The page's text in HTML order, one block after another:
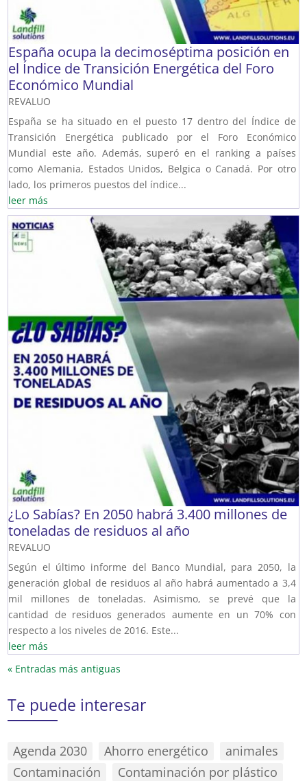
España ocupa la decimoséptima posición en
el Índice de Transición Energética del Foro
Económico Mundial
REVALUO
España se ha situado en el puesto 17 dentro del Índice de
Transición Energética publicado por el Foro Económico
Mundial este año. Además, superó en el ranking a países
como Alemania, Estados Unidos, Belgica o Canadá. Por otro
lado, los primeros puestos del índice...
leer más
¿Lo Sabías? En 2050 habrá 3.400 millones de
toneladas de residuos al año
REVALUO
Según el último informe del Banco Mundial, para 2050, la
generación global de residuos al año habrá aumentado a 3,4
mil millones de toneladas. Asimismo, se prevé que la
cantidad de residuos generados aumente en un 70% con
respecto a los niveles de 2016. Este...
leer más
« Entradas más antiguas
Te puede interesar
Agenda 2030 Ahorro energético
animales
Contaminación
Contaminación por plástico